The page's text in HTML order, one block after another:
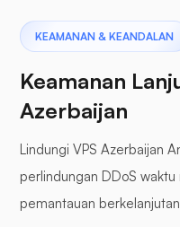
Panel
KEAMANAN & KEANDALAN
Keamanan
Azerbaijan
Lindungi VPS Azerbaijan
perlindungan DDoS
pemantauan